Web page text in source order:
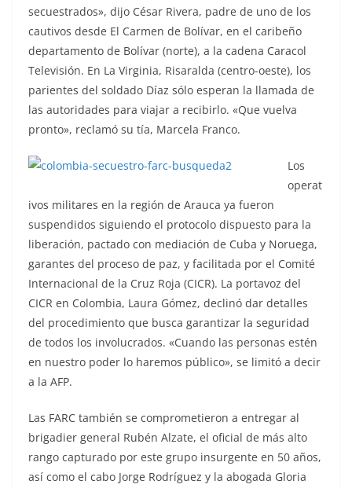
secuestrados», dijo César Rivera, padre de uno de los
cautivos desde El Carmen de Bolívar, en el caribeño
departamento de Bolívar (norte), a la cadena Caracol
Televisión. En La Virginia, Risaralda (centro-oeste), los
parientes del soldado Díaz sólo esperan la llamada de
las autoridades para viajar a recibirlo. «Que vuelva
pronto», reclamó su tía, Marcela Franco.
Los
operat
ivos militares en la región de Arauca ya fueron
suspendidos siguiendo el protocolo dispuesto para la
liberación, pactado con mediación de Cuba y Noruega,
garantes del proceso de paz, y facilitada por el Comité
Internacional de la Cruz Roja (CICR). La portavoz del
CICR en Colombia, Laura Gómez, declinó dar detalles
del procedimiento que busca garantizar la seguridad
de todos los involucrados. «Cuando las personas estén
en nuestro poder lo haremos público», se limitó a decir
a la AFP.
Las FARC también se comprometieron a entregar al
brigadier general Rubén Alzate, el oficial de más alto
rango capturado por este grupo insurgente en 50 años,
así como el cabo Jorge Rodríguez y la abogada Gloria